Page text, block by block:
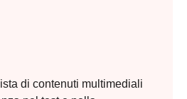
di contenuti multimediali